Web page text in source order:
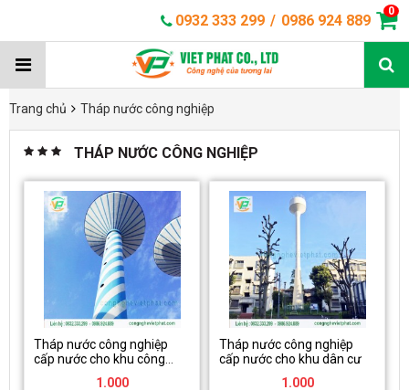
0932 333 299 / 0986 924 889
0
Trang chủ Tháp nước công nghiệp
THÁP NƯỚC CÔNG NGHIỆP
Tháp nước công nghiệp
cấp nước cho khu công
1.000
Tháp nước công nghiệp
cấp nước cho khu dân cư
1.000